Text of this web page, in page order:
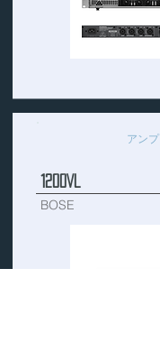
アンプ
1200Vl
BOSE